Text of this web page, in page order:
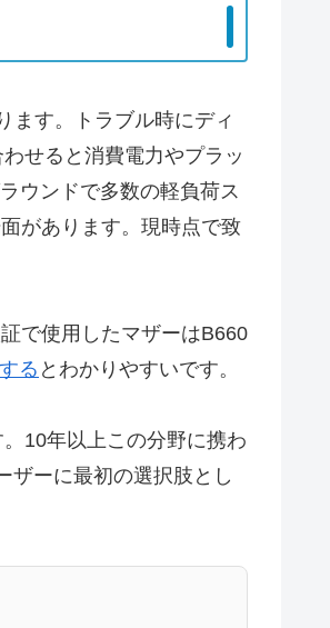
ます。トラブル時にディ
せると消費電力やプラッ
ウンドで多数の軽負荷ス
があります。現時点で致
で使用したマザーはB660
る とわかりやすいです。
10年以上この分野に携わ
ザーに最初の選択肢とし